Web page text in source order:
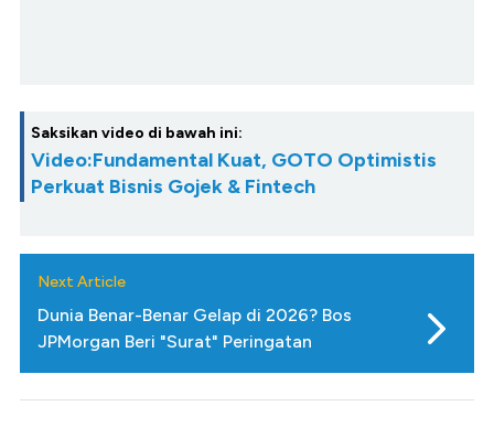
Saksikan video di bawah ini:
Video:Fundamental Kuat, GOTO Optimistis
Perkuat Bisnis Gojek & Fintech
Next Article
Dunia Benar-Benar Gelap di 2026? Bos
JPMorgan Beri "Surat" Peringatan